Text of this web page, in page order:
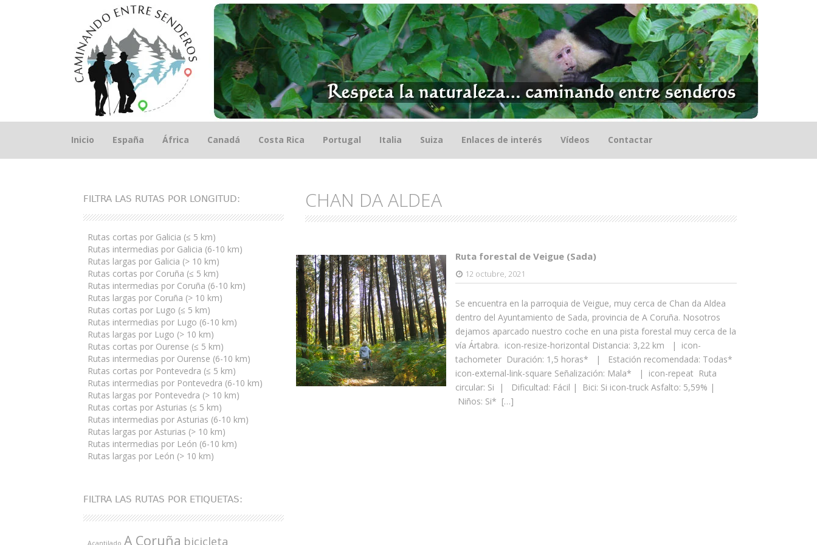
Saltar
Inicio España África Canadá Costa Rica Portugal Italia Suiza Enlaces de interés Vídeos Contactar
CHAN DA ALDEA
Ruta forestal de Veigue (Sada)
12 octubre, 2021
Se encuentra en la parroquia de Veigue, muy cerca de Chan da Aldea
dentro del Ayuntamiento de Sada, provincia de A Coruña. Nosotros
dejamos aparcado nuestro coche en una pista forestal muy cerca de la
vía Ártabra. icon-resize-horizontal Distancia: 3,22 km | icon-
tachometer Duración: 1,5 horas* | Estación recomendada: Todas*
icon-external-link-square Señalización: Mala* | icon-repeat Ruta
circular: Si | Dificultad: Fácil | Bici: Si icon-truck Asfalto: 5,59% |
Niños: Si* […]
FILTRA LAS RUTAS POR LONGITUD:
Rutas cortas por Galicia (≤ 5 km)
Rutas intermedias por Galicia (6-10 km)
Rutas largas por Galicia (> 10 km)
Rutas cortas por Coruña (≤ 5 km)
Rutas intermedias por Coruña (6-10 km)
Rutas largas por Coruña (> 10 km)
Rutas cortas por Lugo (≤ 5 km)
Rutas intermedias por Lugo (6-10 km)
Rutas largas por Lugo (> 10 km)
Rutas cortas por Ourense (≤ 5 km)
Rutas intermedias por Ourense (6-10 km)
Rutas cortas por Pontevedra (≤ 5 km)
Rutas intermedias por Pontevedra (6-10 km)
Rutas largas por Pontevedra (> 10 km)
Rutas cortas por Asturias (≤ 5 km)
Rutas intermedias por Asturias (6-10 km)
Rutas largas por Asturias (> 10 km)
Rutas intermedias por León (6-10 km)
Rutas largas por León (> 10 km)
FILTRA LAS RUTAS POR ETIQUETAS:
Acantilado A Coruña bicicleta